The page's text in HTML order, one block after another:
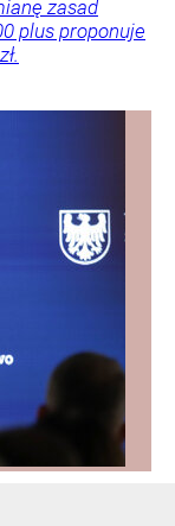
zasad
plus proponuje